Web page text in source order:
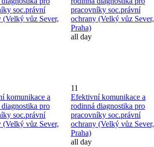
soc.právní
(Velký vůz Sever,
pracovníky soc.právní
ochrany (Velký vůz Sever,
Praha)
all day
komunikace a
pro
soc.právní
(Velký vůz Sever,
11
Efektivní komunikace a
rodinná diagnostika pro
pracovníky soc.právní
ochrany (Velký vůz Sever,
Praha)
all day